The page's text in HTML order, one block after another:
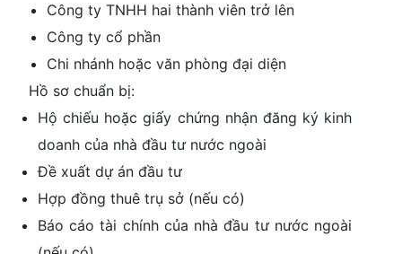
Công ty TNHH hai thành viên trở lên
Công ty cổ phần
Chi nhánh hoặc văn phòng đại diện
Hồ sơ chuẩn bị:
Hộ chiếu hoặc giấy chứng nhận đăng ký kinh
doanh của nhà đầu tư nước ngoài
Đề xuất dự án đầu tư
Hợp đồng thuê trụ sở (nếu có)
Báo cáo tài chính của nhà đầu tư nước ngoài